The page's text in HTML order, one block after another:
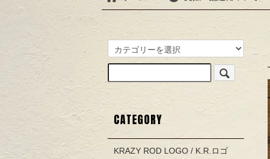
CATEGORY
KRAZY ROD LOGO / K.R.ロゴ